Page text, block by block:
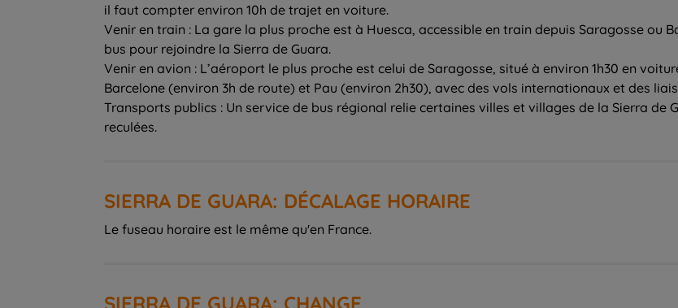
il faut compter environ 10h de trajet en voiture.
Venir en train : La gare la plus proche est à Huesca, accessible en train depuis Saragosse ou
bus pour rejoindre la Sierra de Guara.
Venir en avion : L’aéroport le plus proche est celui de Saragosse, situé à environ 1h30 en
Barcelone (environ 3h de route) et Pau (environ 2h30), avec des vols internationaux et des
Transports publics : Un service de bus régional relie certaines villes et villages de la Sierra de
reculées.
SIERRA DE GUARA: DÉCALAGE HORAIRE
Le fuseau horaire est le même qu'en France.
SIERRA DE GUARA: CHANGE